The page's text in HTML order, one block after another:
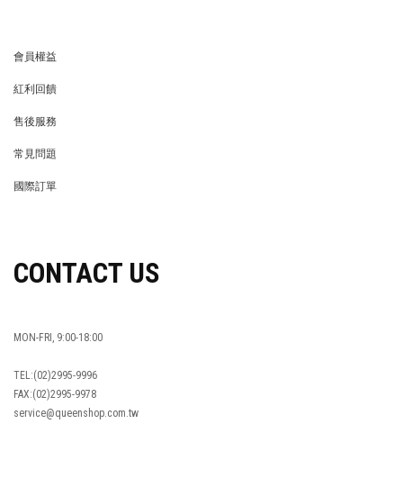
會員權益
紅利回饋
售後服務
常見問題
國際訂單
CONTACT US
MON-FRI, 9:00-18:00
TEL:(02)2995-9996
FAX:(02)2995-9978
service@queenshop.com.tw